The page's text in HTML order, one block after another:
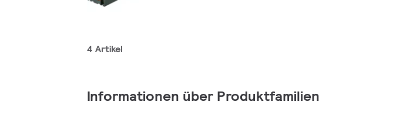
4 Artikel
Informationen über Produktfamilien